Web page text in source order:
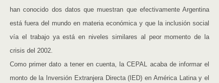
han conocido dos datos que muestran que efectivamente Argentina
está fuera del mundo en materia económica y que la inclusión social
vía el trabajo ya está en niveles similares al peor momento de la
crisis del 2002.
Como primer dato a tener en cuenta, la CEPAL acaba de informar el
monto de la Inversión Extranjera Directa (IED) en América Latina y el